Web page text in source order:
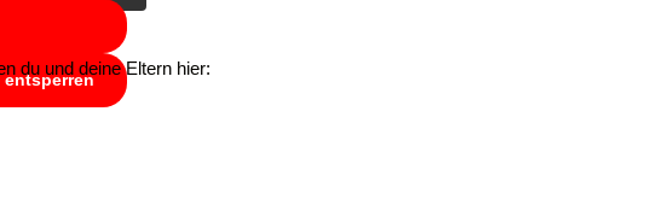
entsperren
du und deine Eltern hier: